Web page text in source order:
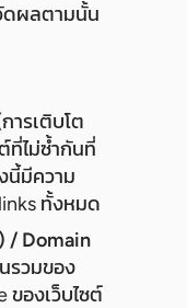
ดผลตามนั้น
ารเติบโต
ที่ไม่ซ้ำกันที่
นี้มีความ
ทั้งหมด
/ Domain
รวมของ
ของเว็บไซต์